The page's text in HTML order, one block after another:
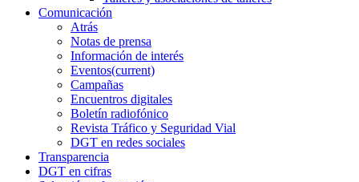
Comunicación
Atrás
Notas de prensa
Información de interés
Eventos(current)
Campañas
Encuentros digitales
Boletín radiofónico
Revista Tráfico y Seguridad Vial
DGT en redes sociales
Transparencia
DGT en cifras